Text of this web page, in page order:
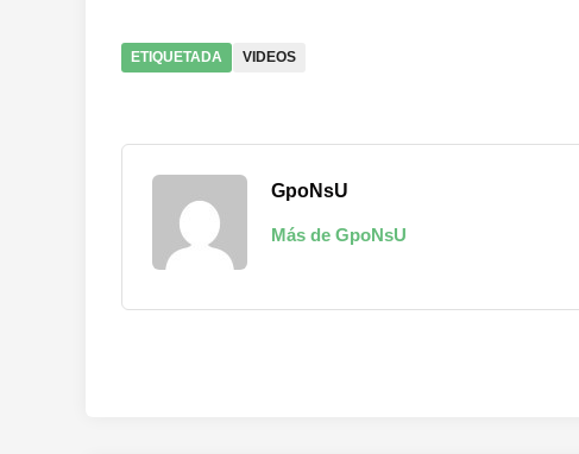
ETIQUETADA VIDEOS
GpoNsU
Más de GpoNsU